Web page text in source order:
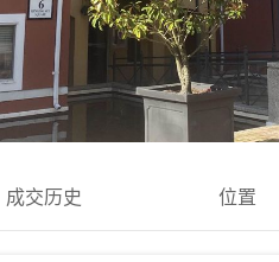
成交历史 位置